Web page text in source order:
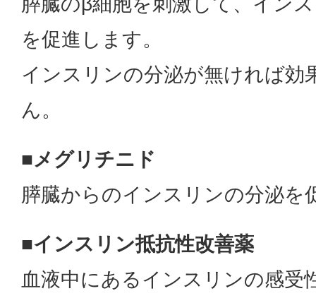
を促進します。
インスリンの分泌が無ければ効
ん。
■メグリチニド
膵臓からのインスリンの分泌を
■インスリン抵抗性改善薬
血液中にあるインスリンの感受